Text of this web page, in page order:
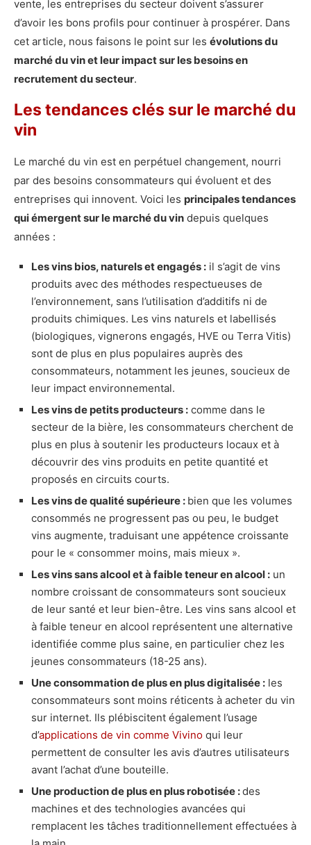
vente, les entreprises du secteur doivent s’assurer
d’avoir les bons profils pour continuer à prospérer. Dans
cet article, nous faisons le point sur les évolutions du
marché du vin et leur impact sur les besoins en
recrutement du secteur.
Les tendances clés sur le marché du
vin
Le marché du vin est en perpétuel changement, nourri
par des besoins consommateurs qui évoluent et des
entreprises qui innovent. Voici les principales tendances
qui émergent sur le marché du vin depuis quelques
années :
Les vins bios, naturels et engagés : il s’agit de vins
produits avec des méthodes respectueuses de
l’environnement, sans l’utilisation d’additifs ni de
produits chimiques. Les vins naturels et labellisés
(biologiques, vignerons engagés, HVE ou Terra Vitis)
sont de plus en plus populaires auprès des
consommateurs, notamment les jeunes, soucieux de
leur impact environnemental.
Les vins de petits producteurs : comme dans le
secteur de la bière, les consommateurs cherchent de
plus en plus à soutenir les producteurs locaux et à
découvrir des vins produits en petite quantité et
proposés en circuits courts.
Les vins de qualité supérieure : bien que les volumes
consommés ne progressent pas ou peu, le budget
vins augmente, traduisant une appétence croissante
pour le « consommer moins, mais mieux ».
Les vins sans alcool et à faible teneur en alcool : un
nombre croissant de consommateurs sont soucieux
de leur santé et leur bien-être. Les vins sans alcool et
à faible teneur en alcool représentent une alternative
identifiée comme plus saine, en particulier chez les
jeunes consommateurs (18-25 ans).
Une consommation de plus en plus digitalisée : les
consommateurs sont moins réticents à acheter du vin
sur internet. Ils plébiscitent également l’usage
d’applications de vin comme Vivino qui leur
permettent de consulter les avis d’autres utilisateurs
avant l’achat d’une bouteille.
Une production de plus en plus robotisée :des
machines et des technologies avancées qui
remplacent les tâches traditionnellement effectuées à